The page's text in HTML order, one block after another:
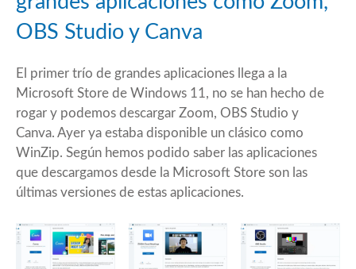
OBS Studio y Canva
El primer trío de grandes aplicaciones llega a la
Microsoft Store de Windows 11, no se han hecho de
rogar y podemos descargar Zoom, OBS Studio y
Canva. Ayer ya estaba disponible un clásico como
WinZip. Según hemos podido saber las aplicaciones
que descargamos desde la Microsoft Store son las
últimas versiones de estas aplicaciones.